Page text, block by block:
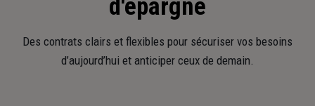
d'épargne
Des contrats clairs et flexibles pour sécuriser vos besoins
d’aujourd’hui et anticiper ceux de demain.